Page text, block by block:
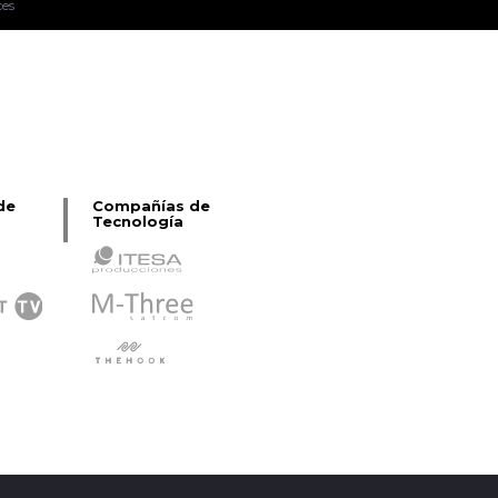
Compañías de
Tecnología